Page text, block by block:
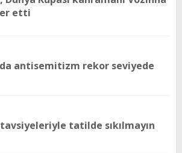
etti
antisemitizm rekor seviyede
tatilde sıkılmayın